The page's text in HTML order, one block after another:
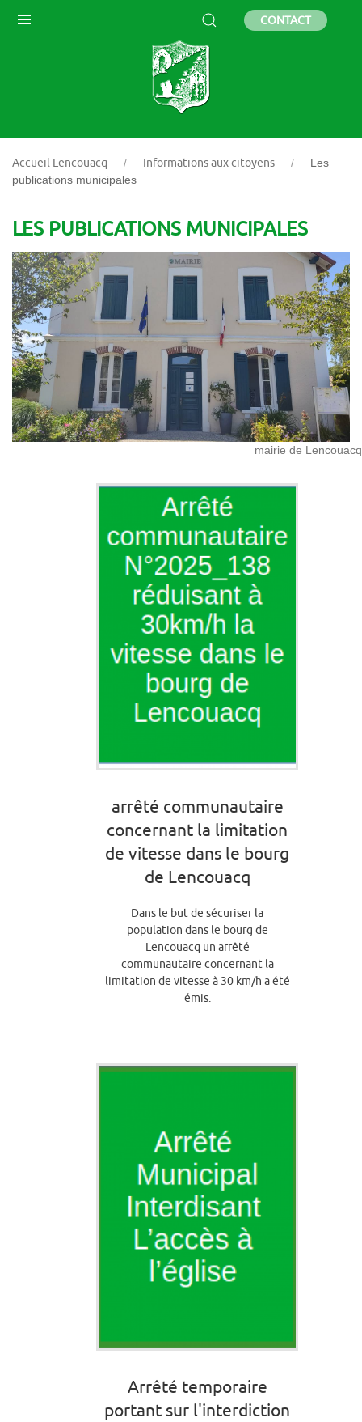
CONTACT
Accueil Lencouacq Informations aux citoyens
Les
publications municipales
LES PUBLICATIONS MUNICIPALES
mairie de Lencouacq
arrêté communautaire
concernant la limitation
de vitesse dans le bourg
de Lencouacq
Dans le but de sécuriser la
population dans le bourg de
Lencouacq un arrêté
communautaire concernant la
limitation de vitesse à 30 km/h a été
émis.
Arrêté temporaire
portant sur l'interdiction